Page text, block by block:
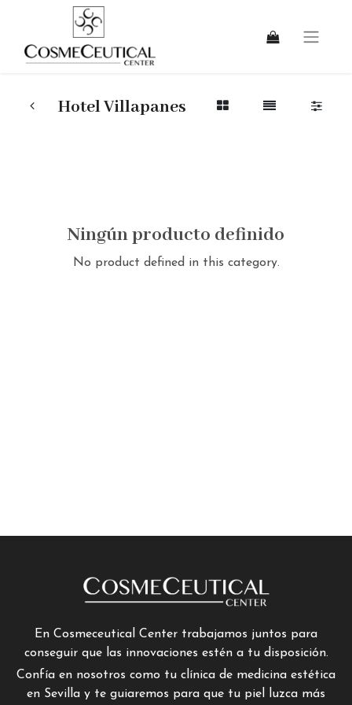
Hotel Villapanes
Ningún producto definido
No product defined in this category.
En Cosmeceutical Center trabajamos juntos para
conseguir que las innovaciones estén a tu disposición.
Confía en nosotros como tu clínica de medicina estética
en Sevilla y te guiaremos para que tu piel luzca más